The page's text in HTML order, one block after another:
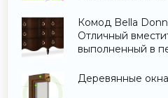
Комод Bella
Отличный
выполненный в
Деревянные